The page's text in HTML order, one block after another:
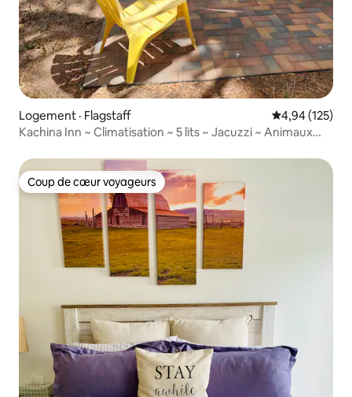
Logement · Flagstaff Note
4,94 (125)
Kachina Inn ~ Climatisation ~ 5 lits ~ Jacuzzi ~ Animaux
Coup de cœur voyageurs
Coup de cœur voyageurs